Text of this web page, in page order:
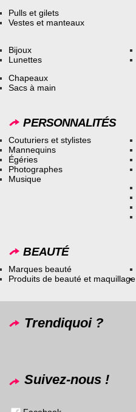
Pulls et gilets
Vestes et manteaux
Bijoux
Lunettes
Chapeaux
Sacs à main
PERSONNALITÉS
Couturiers et stylistes
Mannequins
Égéries
Photographes
Musique
BEAUTÉ
Marques beauté
Produits de beauté et maquillage
Trendiquoi ?
Suivez-nous !